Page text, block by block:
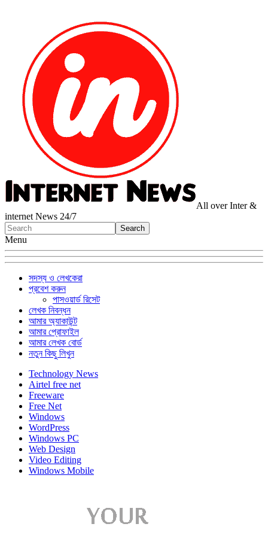
All over Inter &
internet News 24/7
Menu
সদস্য ও লেখকেরা
প্রবেশ করুন
পাসওয়ার্ড রিসেট
লেখক নিবন্ধন
আমার অ্যাকাউন্ট
আমার প্রোফাইল
আমার লেখক বোর্ড
নতুন কিছু লিখুন
Technology News
Airtel free net
Freeware
Free Net
Windows
WordPress
Windows PC
Web Design
Video Editing
Windows Mobile